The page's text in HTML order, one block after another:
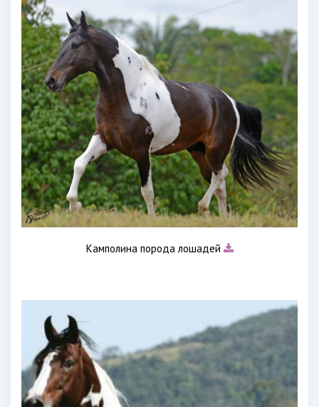
Камполина порода лошадей